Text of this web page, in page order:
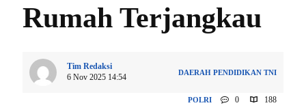
Rumah Terjangkau
Tim Redaksi
6 Nov 2025 14:54
DAERAH PENDIDIKAN TNI
POLRI 0 188